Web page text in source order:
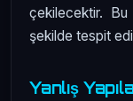
çekilecektir. Bu
şekilde tespit
Yanlış